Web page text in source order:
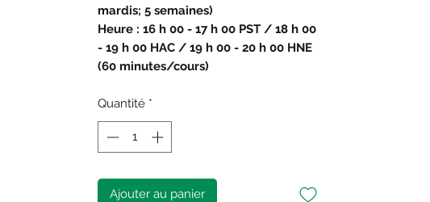
mardis; 5 semaines)
Heure : 16 h 00 - 17 h 00 PST / 18 h 00
- 19 h 00 HAC / 19 h 00 - 20 h 00 HNE
(60 minutes/cours)
Quantité *
Ajouter au panier